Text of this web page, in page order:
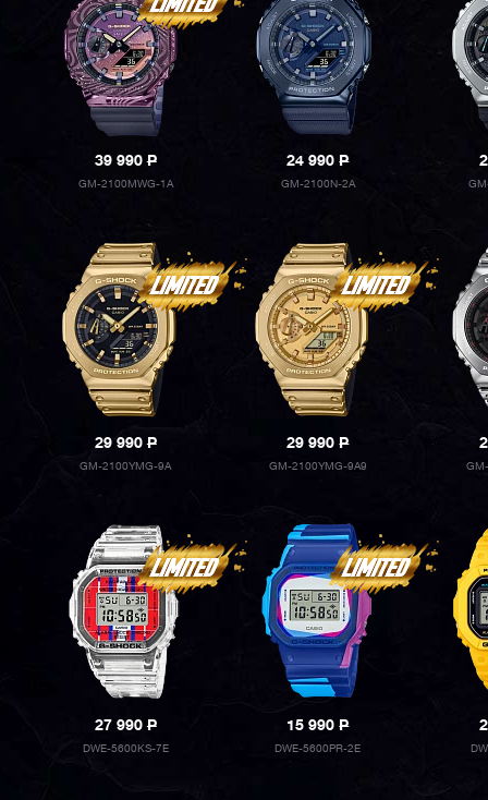
39 990P
GM-2100MWG-1A
24 990P
GM-2100N-2A
29 990P
GM-2100YMG-9A
29 990P
GM-2100YMG-9A9
27 990P
DWE-5600KS-7E
15 990P
DWE-5600PR-2E